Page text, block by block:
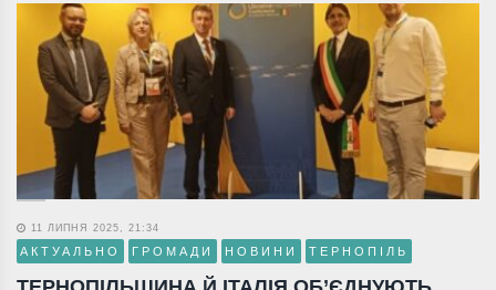
11 ЛИПНЯ 2025, 21:34
АКТУАЛЬНО ГРОМАДИ НОВИНИ ТЕРНОПІЛЬ